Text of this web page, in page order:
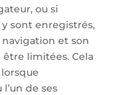
ou si
sont enregistrés,
navigation et son
limitées. Cela
de ses